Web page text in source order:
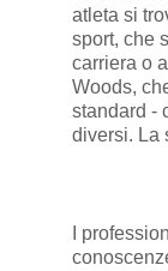
atleta si
sport, che
carriera o
Woods,
standard -
diversi. La
I